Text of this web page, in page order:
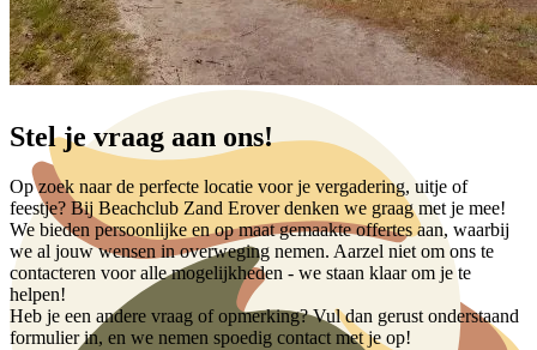
Stel je vraag aan ons!
Op zoek naar de perfecte locatie voor je vergadering, uitje of
feestje? Bij Beachclub Zand Erover denken we graag met je mee!
We bieden persoonlijke en op maat gemaakte offertes aan, waarbij
we al jouw wensen in overweging nemen. Aarzel niet om ons te
contacteren voor alle mogelijkheden - we staan klaar om je te
helpen!
Heb je een andere vraag of opmerking? Vul dan gerust onderstaand
formulier in, en we nemen spoedig contact met je op!